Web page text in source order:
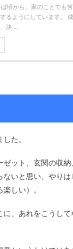
頃から、家のことでも
るようにしています。
決 ...
た。
ゼット、玄関の収
いと思い、やり
しい）。
、あれをこうし